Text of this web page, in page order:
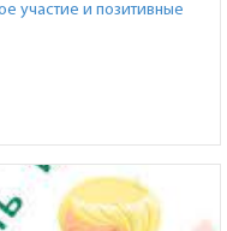
участие и позитивные